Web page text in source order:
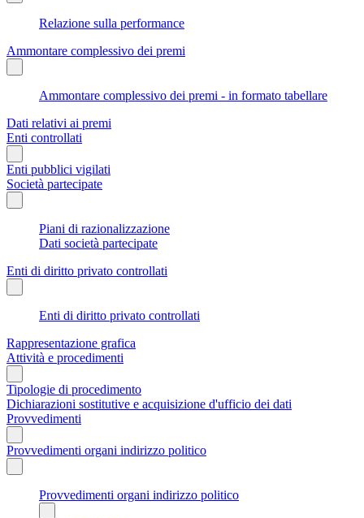
Relazione sulla performance
Ammontare complessivo dei premi
Ammontare complessivo dei premi - in formato tabellare
Dati relativi ai premi
Enti controllati
Enti pubblici vigilati
Società partecipate
Piani di razionalizzazione
Dati società partecipate
Enti di diritto privato controllati
Enti di diritto privato controllati
Rappresentazione grafica
Attività e procedimenti
Tipologie di procedimento
Dichiarazioni sostitutive e acquisizione d'ufficio dei dati
Provvedimenti
Provvedimenti organi indirizzo politico
Provvedimenti organi indirizzo politico